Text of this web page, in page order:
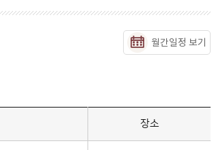
월간일정 보기
장소